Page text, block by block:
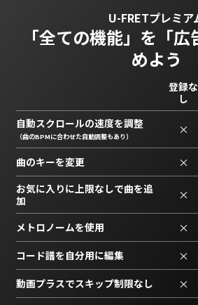
U-FRETプレミア
「全ての機能」を 「
めよう
登録な
し
自動スクロールの速度を調整
（曲のBPMに合わせた自動調整もあり） ×
曲のキーを変更 ×
お気に入りに上限なしで曲を追
加
×
メトロノームを使用 ×
コード譜を自分用に編集 ×
動画プラスでスキップ制限なし ×